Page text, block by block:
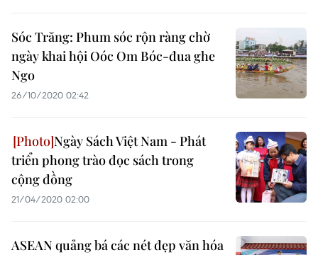
Sóc Trăng: Phum sóc rộn ràng chờ
ngày khai hội Oóc Om Bóc-đua ghe
Ngo
26/10/2020 02:42
Ngày Sách Việt Nam - Phát
triển phong trào đọc sách trong
cộng đồng
21/04/2020 02:00
ASEAN quảng bá các nét đẹp văn hóa